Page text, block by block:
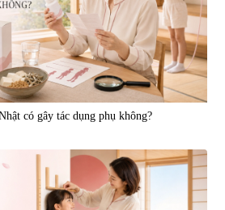
có gây tác dụng phụ không?